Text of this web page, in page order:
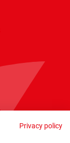
Privacy policy